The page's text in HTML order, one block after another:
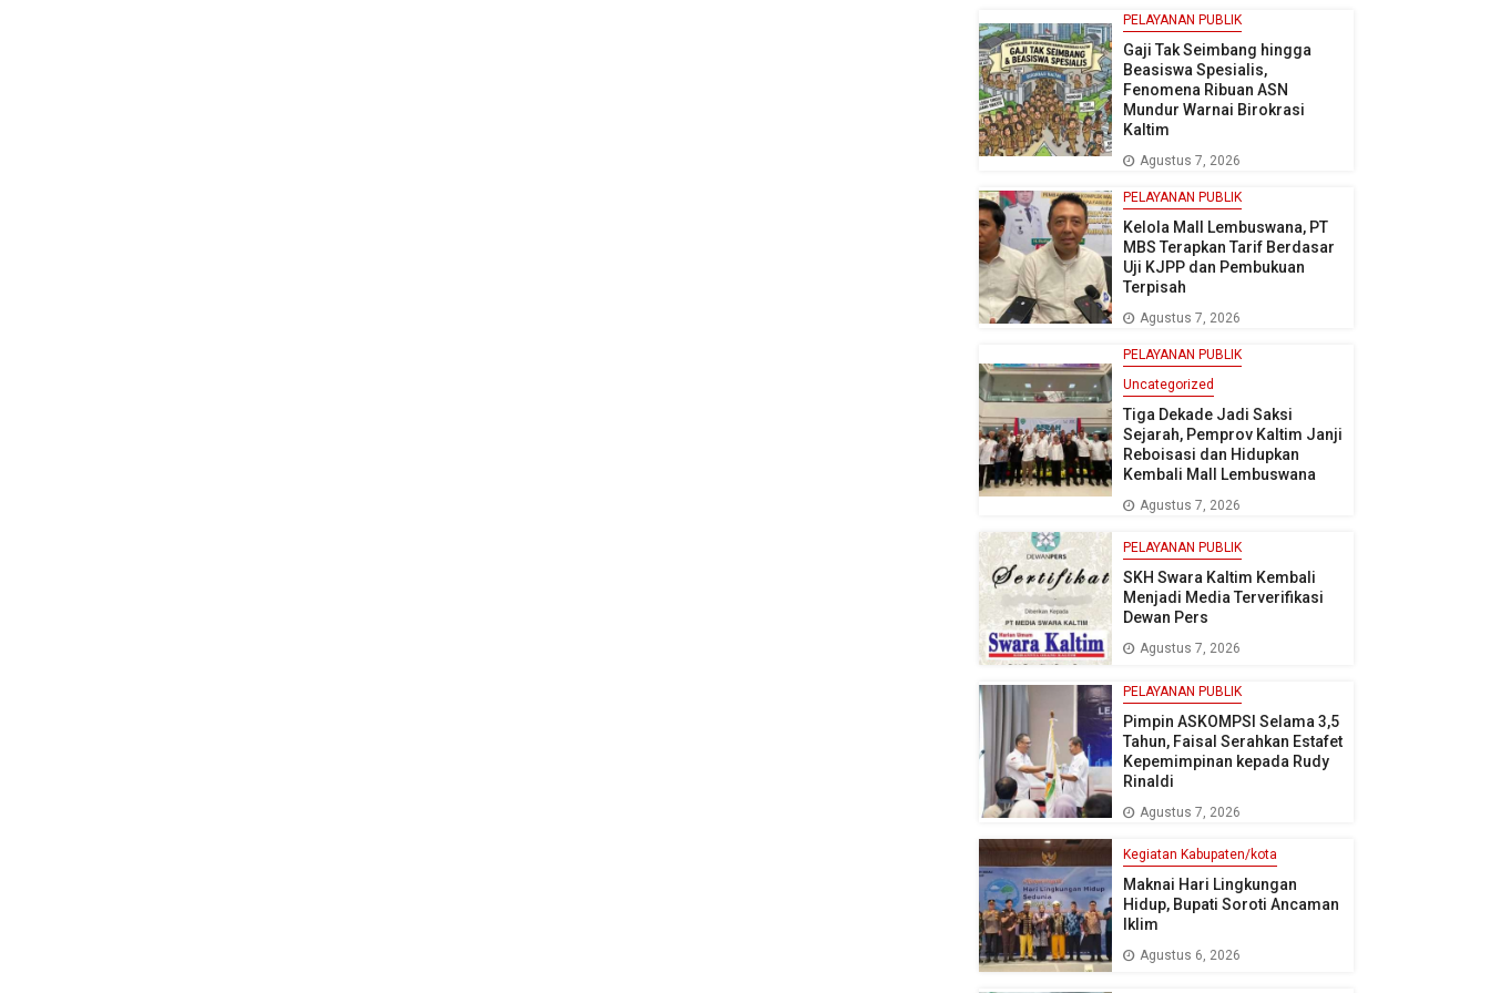
PELAYANAN PUBLIK
Gaji Tak Seimbang hingga
Beasiswa Spesialis,
Fenomena Ribuan ASN
Mundur Warnai Birokrasi
Kaltim
Agustus 7, 2026
PELAYANAN PUBLIK
Kelola Mall Lembuswana, PT
MBS Terapkan Tarif Berdasar
Uji KJPP dan Pembukuan
Terpisah
Agustus 7, 2026
PELAYANAN PUBLIK
Uncategorized
Tiga Dekade Jadi Saksi
Sejarah, Pemprov Kaltim Janji
Reboisasi dan Hidupkan
Kembali Mall Lembuswana
Agustus 7, 2026
PELAYANAN PUBLIK
SKH Swara Kaltim Kembali
Menjadi Media Terverifikasi
Dewan Pers
Agustus 7, 2026
PELAYANAN PUBLIK
Pimpin ASKOMPSI Selama 3,5
Tahun, Faisal Serahkan Estafet
Kepemimpinan kepada Rudy
Rinaldi
Agustus 7, 2026
Kegiatan Kabupaten/kota
Maknai Hari Lingkungan
Hidup, Bupati Soroti Ancaman
Iklim
Agustus 6, 2026